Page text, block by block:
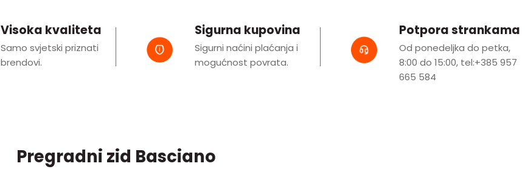
Visoka kvaliteta
Samo svjetski priznati
brendovi.
Sigurna kupovina
Sigurni naćini plaćanja i
mogućnost povrata.
Potpora strankama
Od ponedeljka do petka,
8:00 do 15:00, tel:+385 957
665 584
Pregradni zid Basciano